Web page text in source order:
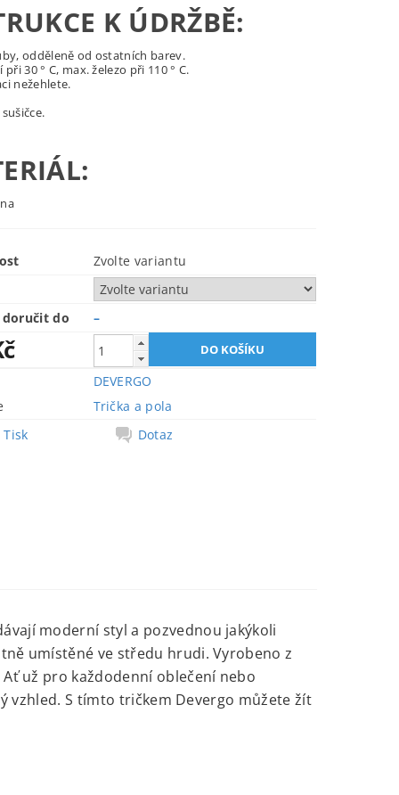
K ÚDRŽBĚ:
odděleně od ostatních barev.
30 ° C, max. železo při 110 ° C.
nežehlete.
Zvolte variantu
doručit do –
DEVERGO
Trička a pola
Tisk
Dotaz
moderní styl a pozvednou jakýkoli
umístěné ve středu hrudi. Vyrobeno z
už pro každodenní oblečení nebo
vzhled. S tímto tričkem Devergo můžete žít